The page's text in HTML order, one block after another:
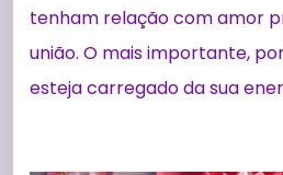
tenham relação com amor
união. O mais importante,
esteja carregado da sua